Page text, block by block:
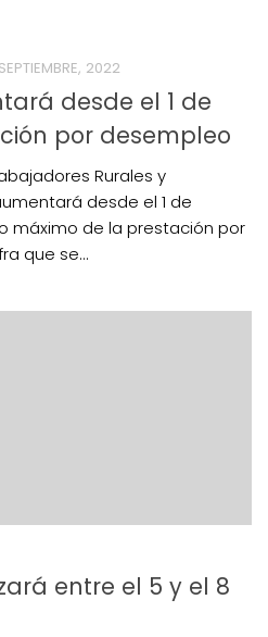
2022
desde el 1 de
por desempleo
Rurales y
desde el 1 de
máximo de la prestación por
que se...
entre el 5 y el 8